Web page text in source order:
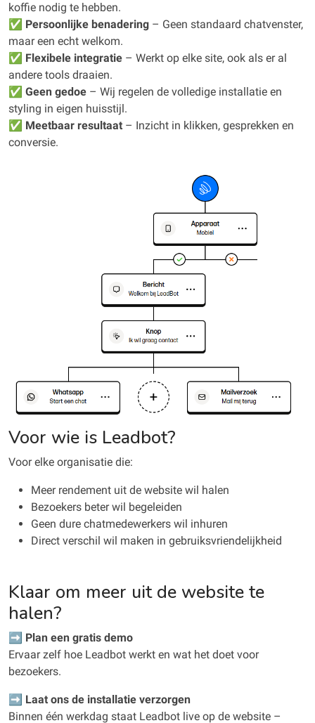
koffie nodig te hebben.
✅ Persoonlijke benadering – Geen standaard chatvenster,
maar een echt welkom.
✅ Flexibele integratie – Werkt op elke site, ook als er al
andere tools draaien.
✅ Geen gedoe – Wij regelen de volledige installatie en
styling in eigen huisstijl.
✅ Meetbaar resultaat – Inzicht in klikken, gesprekken en
conversie.
Voor wie is Leadbot?
Voor elke organisatie die:
Meer rendement uit de website wil halen
Bezoekers beter wil begeleiden
Geen dure chatmedewerkers wil inhuren
Direct verschil wil maken in gebruiksvriendelijkheid
Klaar om meer uit de website te
halen?
➡️ Plan een gratis demo
Ervaar zelf hoe Leadbot werkt en wat het doet voor
bezoekers.
➡️ Laat ons de installatie verzorgen
Binnen één werkdag staat Leadbot live op de website –